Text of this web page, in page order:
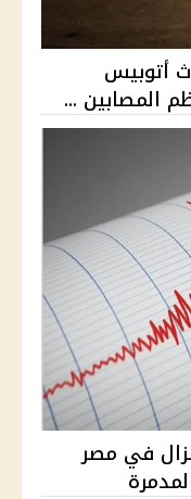
في حادث أتوبيس
المصابين ...
في مصر